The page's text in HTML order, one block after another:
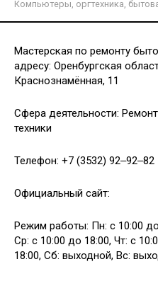
Компьютеры, оргтехника,
Мастерская по ремонту
адресу: Оренбургская
Краснознамённая, 11
Сфера деятельности:
техники
Телефон: +7 (3532) 92‒92‒82
Официальный сайт:
Режим работы: Пн: с 10:00
Ср: с 10:00 до 18:00, Чт: с
18:00, Сб: выходной, Вс: